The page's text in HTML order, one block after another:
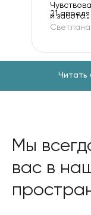
и забота…
Светлана
21
Читать
Мы
вас в